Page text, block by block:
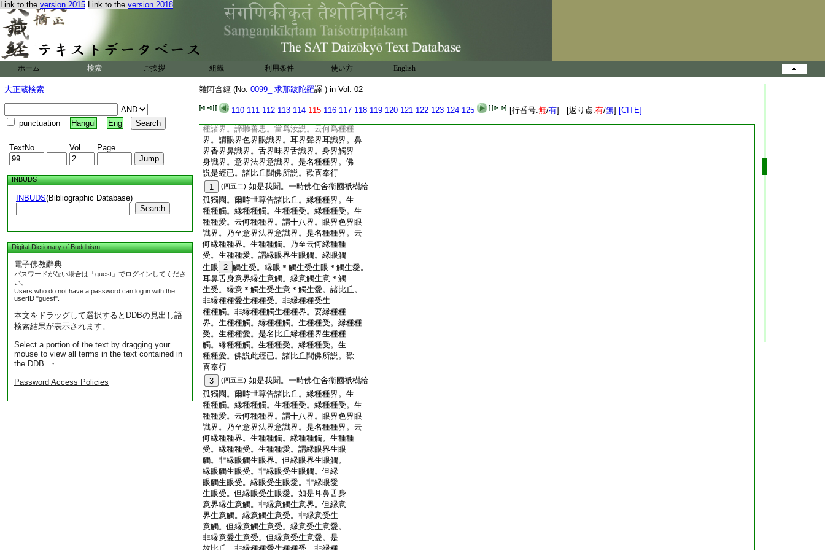
Link to the version 2015 Link to the version 2018
ホーム 検索 ご挨拶 組織 利用条件 使い方 English
大正蔵検索
punctuation Hangul Eng
TextNo. Vol. Page
INBUDS
INBUDS(Bibliographic Database)
Search
Digital Dictionary of Buddhism
電子佛教辭典
パスワードがない場合は「guest」でログインしてくださ
い。
Users who do not have a password can log in with the
userID "guest".
本文をドラッグして選択するとDDBの見出し語
検索結果が表示されます。
Select a portion of the text by dragging your
mouse to view all terms in the text contained in
the DDB. ・
Password Access Policies
雜阿含經 (No. 0099_ 求那跋陀羅譯 ) in Vol. 02
110 111 112 113 114 115 116 117 118 119 120 121 122 123 124 125 [行番号:無/有] [返り点:有/無] [CITE]
信心時。與信界倶。持戒時。與持戒界倶。慚
愧心時。與慚愧界倶。是故諸比丘。當善分
別種種諸界。佛説是經已。諸比丘聞佛所
如信不信。如是精進不精進。失念不失念。
正受不正受。多聞少聞。慳者施者。惡慧善慧。
難養易養。難滿易滿。多欲少欲。知足不知足。
攝受不攝受界倶。如上經如是廣説
18
(四五一)
種諸界。諦聽善思。當爲汝説。云何爲種種
界。謂眼界色界眼識界。耳界聲界耳識界。鼻
界香界鼻識界。舌界味界舌識界。身界觸界
身識界。意界法界意識界。是名種種界。佛
説是經已。諸比丘聞佛所説。歡喜奉行
1
(四五二) 如是我聞。一時佛住舍衞國祇樹給
孤獨園。爾時世尊告諸比丘。縁種種界。生
種種觸。縁種種觸。生種種受。縁種種受。生
種種愛。云何種種界。謂十八界。眼界色界眼
識界。乃至意界法界意識界。是名種種界。云
何縁種種界。生種種觸。乃至云何縁種種
受。生種種愛。謂縁眼界生眼觸。縁眼觸
生眼 2 觸生受。縁眼＊觸生受生眼＊觸生愛。
耳鼻舌身意界縁生意觸。縁意觸生意＊觸
生受。縁意＊觸生受生意＊觸生愛。諸比丘。
非縁種種愛生種種受。非縁種種受生
種種觸。非縁種種觸生種種界。要縁種種
界。生種種觸。縁種種觸。生種種受。縁種種
受。生種種愛。是名比丘縁種種界生種種
觸。縁種種觸。生種種受。縁種種受。生
種種愛。佛説此經已。諸比丘聞佛所説。歡
喜奉行
3
(四五三) 如是我聞。一時佛住舍衞國祇樹給
孤獨園。爾時世尊告諸比丘。縁種種界。生
種種觸。縁種種觸。生種種受。縁種種受。生
種種愛。云何種種界。謂十八界。眼界色界眼
識界。乃至意界法界意識界。是名種種界。云
何縁種種界。生種種觸。縁種種觸。生種種
受。縁種種受。生種種愛。謂縁眼界生眼
觸。非縁眼觸生眼界。但縁眼界生眼觸。
縁眼觸生眼受。非縁眼受生眼觸。但縁
眼觸生眼受。縁眼受生眼愛。非縁眼愛
生眼受。但縁眼受生眼愛。如是耳鼻舌身
意界縁生意觸。非縁意觸生意界。但縁意
界生意觸。縁意觸生意受。非縁意受生
意觸。但縁意觸生意受。縁意受生意愛。
非縁意愛生意受。但縁意受生意愛。是